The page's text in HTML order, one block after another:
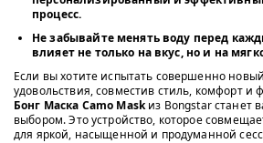
процесс.
Не забывайте менять воду перед
влияет не только на вкус, но и на
Если вы хотите испытать совершенно
удовольствия, совместив стиль, комфорт
Бонг Маска Camo Maskиз Bongstar станет
выбором. Это устройство, которое
для яркой, насыщенной и продуманной